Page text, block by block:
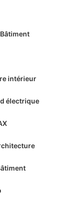
intérieur
électrique